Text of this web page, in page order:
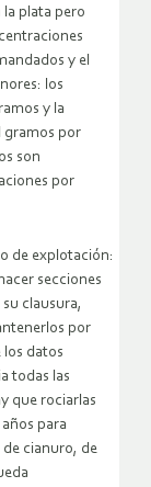
plata pero
y el
los
y la
gramos por
son
por
de explotación:
secciones
clausura,
por
los datos
todas las
que rociarlas
para
cianuro, de